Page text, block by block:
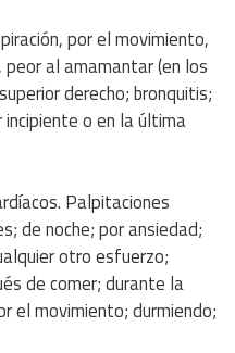
por el movimiento,
al amamantar (en los
derecho; bronquitis;
o en la última
Palpitaciones
de noche; por ansiedad;
otro esfuerzo;
de comer; durante la
el movimiento; durmiendo;